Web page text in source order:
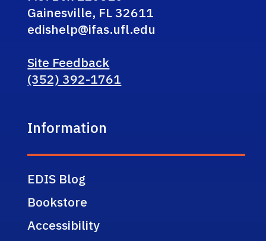
Gainesville, FL 32611
edishelp@ifas.ufl.edu
Site Feedback
(352) 392-1761
Information
EDIS Blog
Bookstore
Accessibility